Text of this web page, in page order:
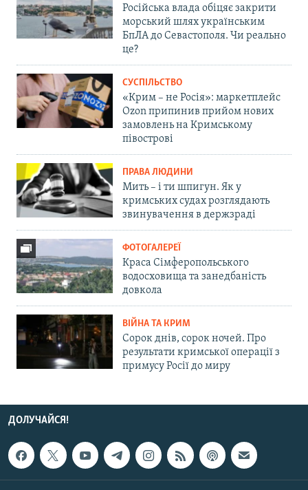
Російська влада обіцяє закрити
морський шлях українським
БпЛА до Севастополя. Чи реально
це?
СУСПІЛЬСТВО
«Крим – не Росія»: маркетплейс
Ozon припинив прийом нових
замовлень на Кримському
півострові
ПРАВА ЛЮДИНИ
Мить – і ти шпигун. Як у
кримських судах розглядають
звинувачення в держзраді
ФОТОГАЛЕРЕЇ
Краса Сімферопольського
водосховища та занедбаність
довкола
ВІЙНА ТА КРИМ
Сорок днів, сорок ночей. Про
результати кримської операції з
примусу Росії до миру
ДОЛУЧАЙСЯ!